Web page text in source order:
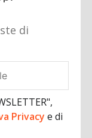
di
Privacye di